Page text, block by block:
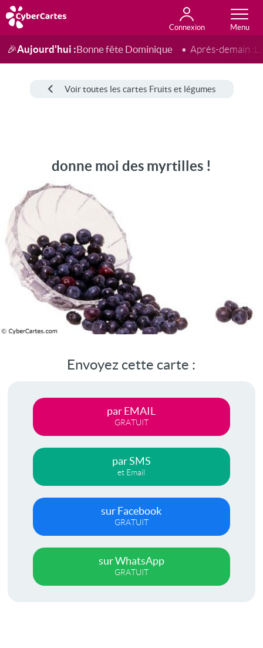
Connexion
Anniversaire
Fête du jour
Amour
Amitié
Merci
Toutes les cartes
🎉Aujourd'hui :Bonne fête Dominique Après-demain :
Voir toutes les cartes Fruits et légumes
donne moi des myrtilles !
Envoyez cette carte :
par EMAIL
GRATUIT
par SMS
et Email
sur Facebook
GRATUIT
sur WhatsApp
GRATUIT